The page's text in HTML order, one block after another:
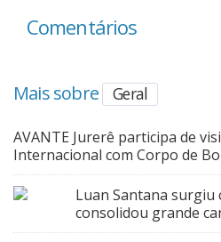
Comentários
Mais sobre Geral
AVANTE Jurerê participa de
Internacional com Corpo de
Luan Santana surgiu
consolidou grande